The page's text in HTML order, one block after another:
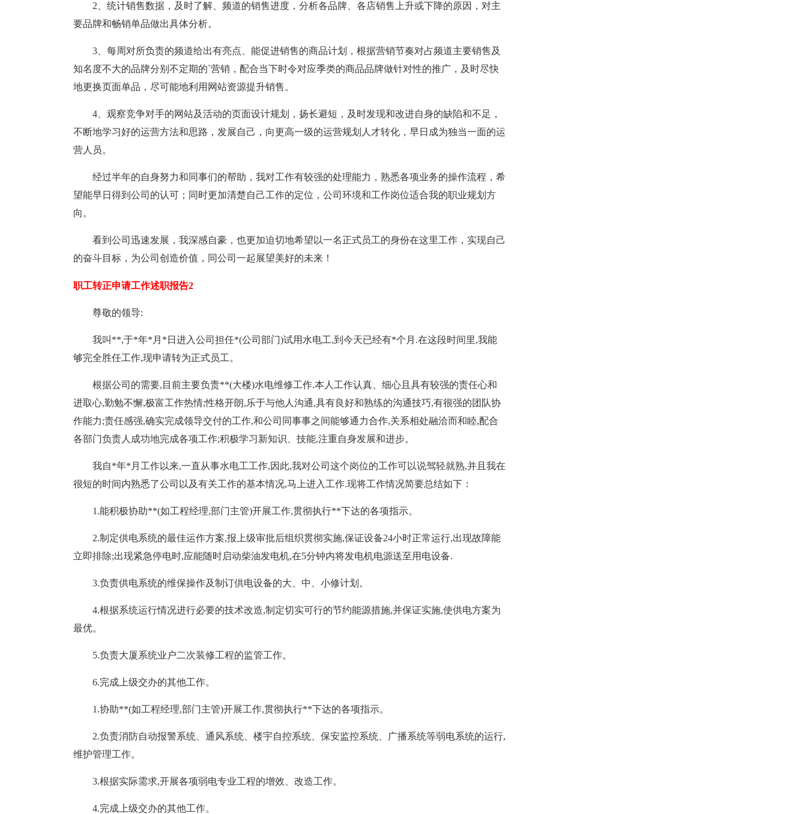
2、统计销售数据，及时了解、频道的销售进度，分析各品牌、各店销售上升或下降的原因，对主
要品牌和畅销单品做出具体分析。
3、每周对所负责的频道给出有亮点、能促进销售的商品计划，根据营销节奏对占频道主要销售及
知名度不大的品牌分别不定期的`营销，配合当下时令对应季类的商品品牌做针对性的推广，及时尽快
地更换页面单品，尽可能地利用网站资源提升销售。
4、观察竞争对手的网站及活动的页面设计规划，扬长避短，及时发现和改进自身的缺陷和不足，
不断地学习好的运营方法和思路，发展自己，向更高一级的运营规划人才转化，早日成为独当一面的运
营人员。
经过半年的自身努力和同事们的帮助，我对工作有较强的处理能力，熟悉各项业务的操作流程，希
望能早日得到公司的认可；同时更加清楚自己工作的定位，公司环境和工作岗位适合我的职业规划方
向。
看到公司迅速发展，我深感自豪，也更加迫切地希望以一名正式员工的身份在这里工作，实现自己
的奋斗目标，为公司创造价值，同公司一起展望美好的未来！
职工转正申请工作述职报告2
尊敬的领导:
我叫**,于*年*月*日进入公司担任*(公司部门)试用水电工,到今天已经有*个月.在这段时间里,我能
够完全胜任工作,现申请转为正式员工。
根据公司的需要,目前主要负责**(大楼)水电维修工作.本人工作认真、细心且具有较强的责任心和
进取心,勤勉不懈,极富工作热情;性格开朗,乐于与他人沟通,具有良好和熟练的沟通技巧,有很强的团队协
作能力;责任感强,确实完成领导交付的工作,和公司同事事之间能够通力合作,关系相处融洽而和睦,配合
各部门负责人成功地完成各项工作;积极学习新知识、技能,注重自身发展和进步。
我自*年*月工作以来,一直从事水电工工作,因此,我对公司这个岗位的工作可以说驾轻就熟,并且我在
很短的时间内熟悉了公司以及有关工作的基本情况,马上进入工作.现将工作情况简要总结如下：
1.能积极协助**(如工程经理,部门主管)开展工作,贯彻执行**下达的各项指示。
2.制定供电系统的最佳运作方案,报上级审批后组织贯彻实施,保证设备24小时正常运行,出现故障能
立即排除;出现紧急停电时,应能随时启动柴油发电机,在5分钟内将发电机电源送至用电设备.
3.负责供电系统的维保操作及制订供电设备的大、中、小修计划。
4.根据系统运行情况进行必要的技术改造,制定切实可行的节约能源措施,并保证实施,使供电方案为
最优。
5.负责大厦系统业户二次装修工程的监管工作。
6.完成上级交办的其他工作。
1.协助**(如工程经理,部门主管)开展工作,贯彻执行**下达的各项指示。
2.负责消防自动报警系统、通风系统、楼宇自控系统、保安监控系统、广播系统等弱电系统的运行,
维护管理工作。
3.根据实际需求,开展各项弱电专业工程的增效、改造工作。
4.完成上级交办的其他工作。